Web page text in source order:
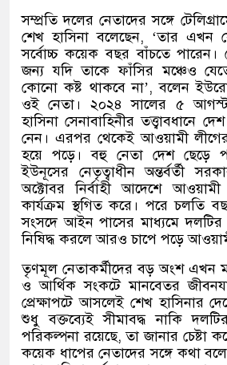
সম্প্রতি দলের নেতাদের সঙ্গে
শেখ হাসিনা বলেছেন, ‘তার এখন
সর্বোচ্চ কয়েক বছর বাঁচতে পারেন।
জন্য যদি তাকে ফাঁসির মঞ্চেও
কোনো কষ্ট থাকবে না’,বলেন
ওই নেতা। ২০২৪ সালের ৫ আগস্ট
হাসিনা সেনাবাহিনীর তত্ত্বাবধানে
নেন। এরপর থেকেই আওয়ামী লীগের
হয়ে পড়ে। বহু নেতা দেশ ছেড়ে
ইউনূসের নেতৃত্বাধীন অন্তর্বর্তী
অক্টোবর নির্বাহী আদেশে
কার্যক্রম স্থগিত করে। পরে চলতি
সংসদে আইন পাসের মাধ্যমে দলটির
নিষিদ্ধ করলে আরও চাপে পড়ে
তৃণমূল নেতাকর্মীদের বড় অংশ এখন
ও আর্থিক সংকটে মানবেতর
প্রেক্ষাপটে আসলেই শেখ হাসিনার
শুধু বক্তব্যেই সীমাবদ্ধ নাকি
পরিকল্পনা রয়েছে,তা জানার চেষ্টা
কয়েক ধাপের নেতাদের সঙ্গে কথা